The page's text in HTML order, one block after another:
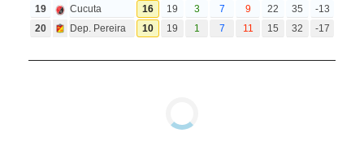
19
Cucuta 16 19 3 7 9 22 35
-13
20
Dep. Pereira 10 19 1 7 11 15 32 -17